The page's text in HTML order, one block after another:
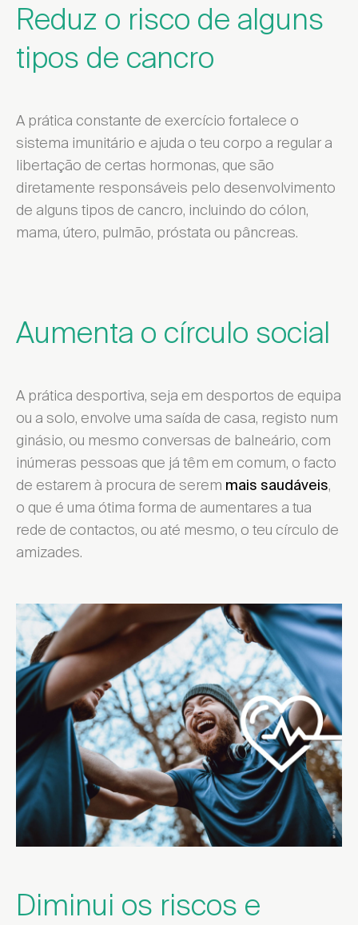
Reduz o risco de alguns
tipos de cancro
A prática constante de exercício fortalece o
sistema imunitário e ajuda o teu corpo a regular a
libertação de certas hormonas, que são
diretamente responsáveis pelo desenvolvimento
de alguns tipos de cancro, incluindo do cólon,
mama, útero, pulmão, próstata ou pâncreas.
Aumenta o círculo social
A prática desportiva, seja em desportos de equipa
ou a solo, envolve uma saída de casa, registo num
ginásio, ou mesmo conversas de balneário, com
inúmeras pessoas que já têm em comum, o facto
de estarem à procura de serem mais saudáveis,
o que é uma ótima forma de aumentares a tua
rede de contactos, ou até mesmo, o teu círculo de
amizades.
Diminui os riscos e